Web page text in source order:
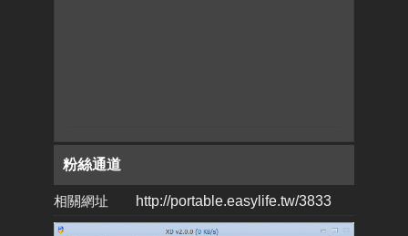
粉絲通道
相關網址 http://portable.easylife.tw/3833